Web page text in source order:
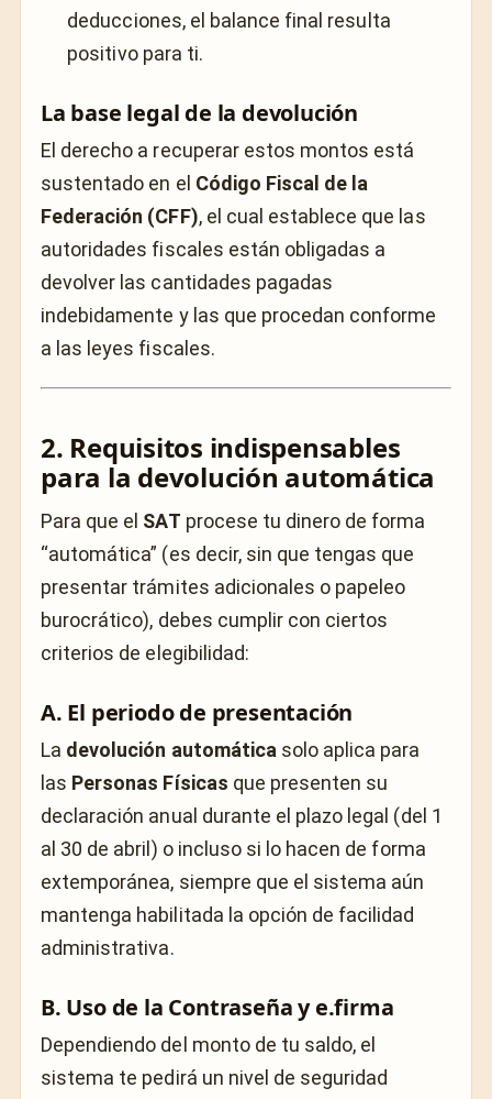
deducciones, el balance final resulta
positivo para ti.
La base legal de la devolución
El derecho a recuperar estos montos está
sustentado en el Código Fiscal de la
Federación (CFF), el cual establece que las
autoridades fiscales están obligadas a
devolver las cantidades pagadas
indebidamente y las que procedan conforme
a las leyes fiscales.
2. Requisitos indispensables
para la devolución automática
Para que el SAT procese tu dinero de forma
“automática” (es decir, sin que tengas que
presentar trámites adicionales o papeleo
burocrático), debes cumplir con ciertos
criterios de elegibilidad:
A. El periodo de presentación
La devolución automática solo aplica para
las Personas Físicas que presenten su
declaración anual durante el plazo legal (del 1
al 30 de abril) o incluso si lo hacen de forma
extemporánea, siempre que el sistema aún
mantenga habilitada la opción de facilidad
administrativa.
B. Uso de la Contraseña y e.firma
Dependiendo del monto de tu saldo, el
sistema te pedirá un nivel de seguridad